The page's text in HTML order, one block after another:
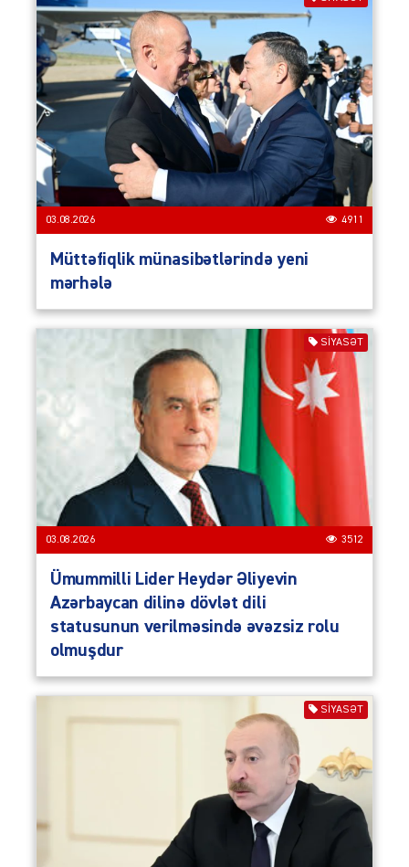
03.08.2026 4911
Müttəfiqlik münasibətlərində yeni
mərhələ
SIYASƏT
03.08.2026 3512
Ümummilli Lider Heydər Əliyevin
Azərbaycan dilinə dövlət dili
statusunun verilməsində əvəzsiz rolu
olmuşdur
SIYASƏT